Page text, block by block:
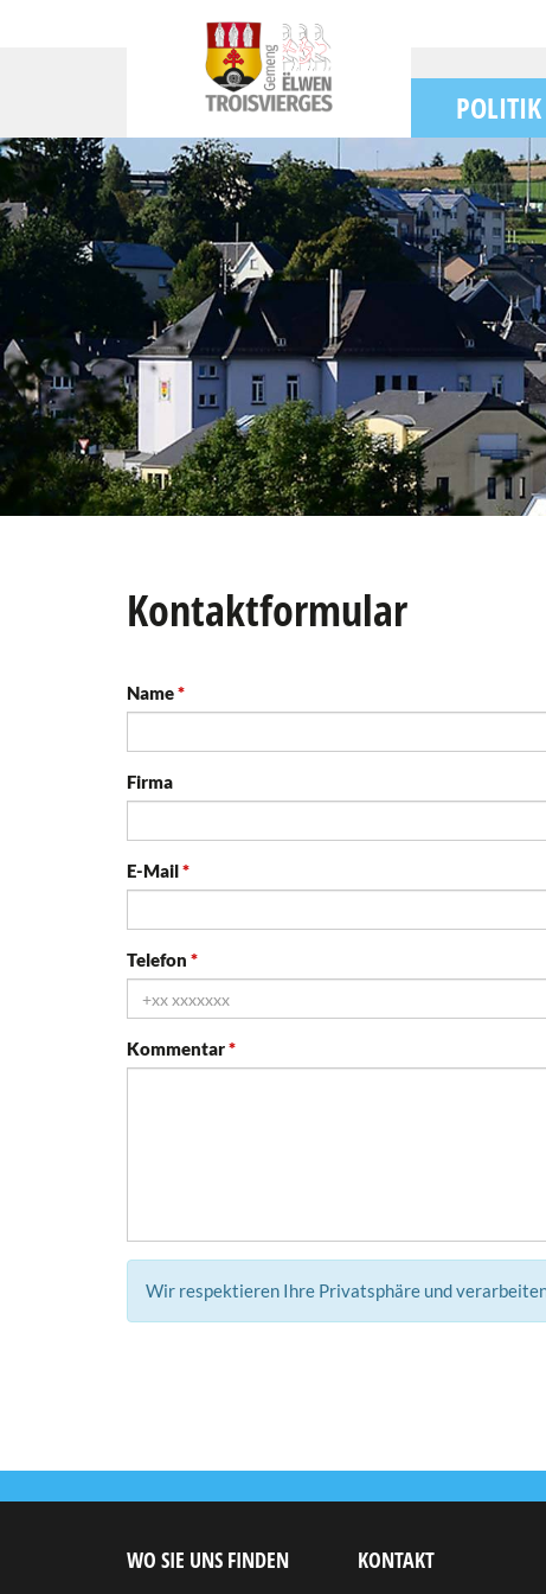
POLITIK
Kontaktformular
Name
Firma
E-Mail
Telefon
Kommentar
Wir respektieren Ihre Privatsphäre und
WO SIE UNS FINDEN KONTAKT